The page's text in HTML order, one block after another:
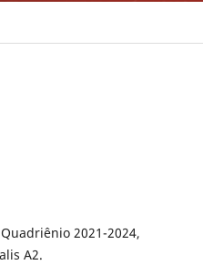
2021-2024,
A2.